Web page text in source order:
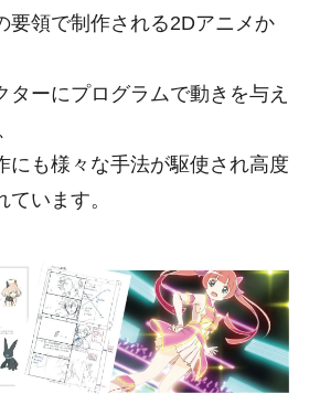
要領で制作される2Dアニメか
ターにプログラムで動きを与え
にも様々な手法が駆使され高度
います。